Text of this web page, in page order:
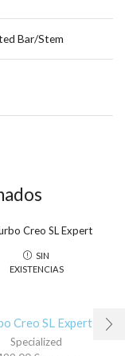
Bar/Stem
SIN
EXISTENCIAS
Creo SL Expert
Specialized